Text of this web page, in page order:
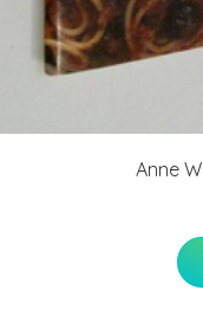
Anne